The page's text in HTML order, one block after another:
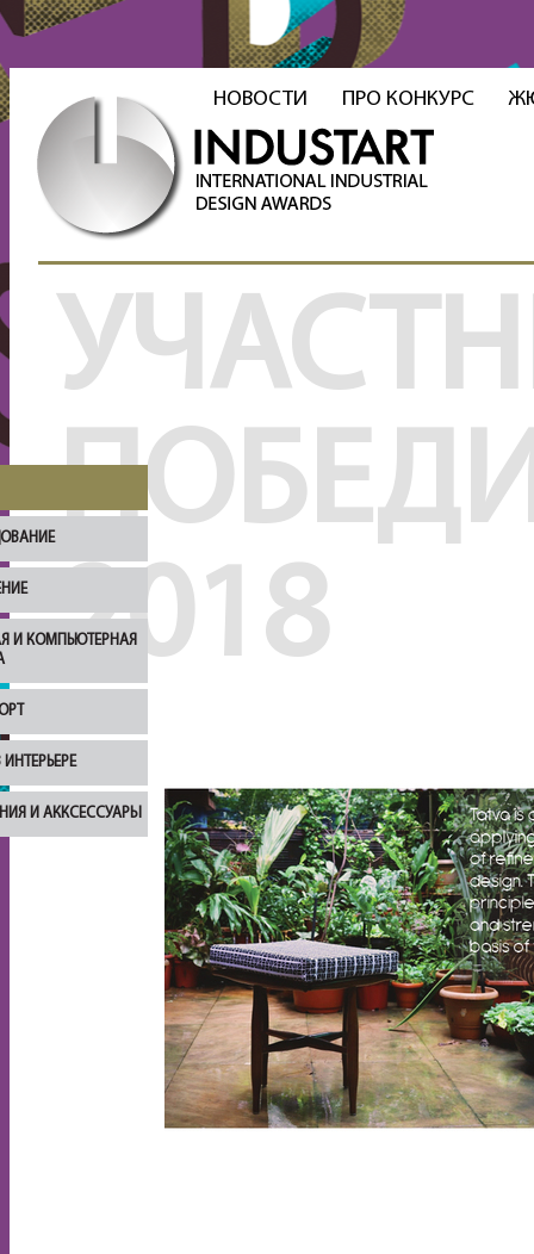
НОВОСТИ ПРО КОНКУРС
2018
И КОМПЬЮТЕРНАЯ
И АККСЕССУАРЫ